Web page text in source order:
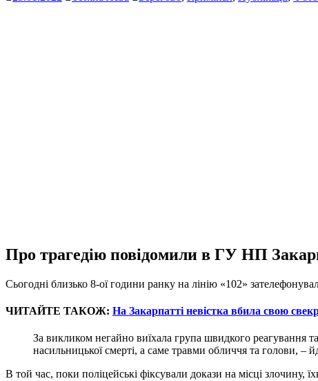
Про трагедію повідомили в ГУ НП
Сьогодні близько 8-ої години ранку на лінію «102»
ЧИТАЙТЕ ТАКОЖ: На Закарпатті невістка вбила свою
За викликом негайно виїхала група швидкого реагування
насильницької смерті, а саме травми обличчя та голови, –
В той час, поки поліцейські фіксували докази на місці злочину,